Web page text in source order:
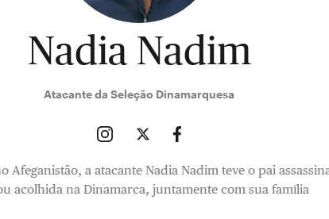
Nadia Nadim
Atacante da Seleção Dinamarquesa
Afeganistão, a atacante Nadia Nadim teve o pai
acolhida na Dinamarca, juntamente com sua família